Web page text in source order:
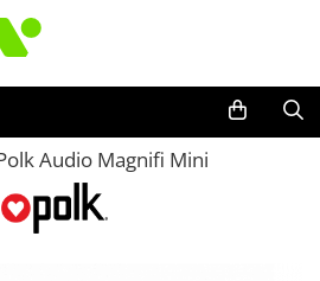
Audio Magnifi Mini